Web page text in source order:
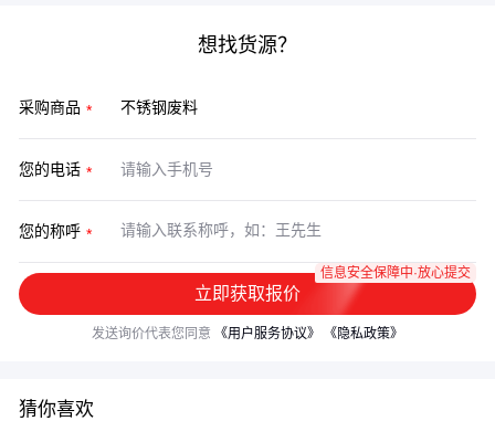
想找货源？
采购商品
您的电话
您的称呼
立即获取报价
信息安全保障中·放心提交
发送询价代表您同意 《用户服务协议》 《隐私政策》
猜你喜欢